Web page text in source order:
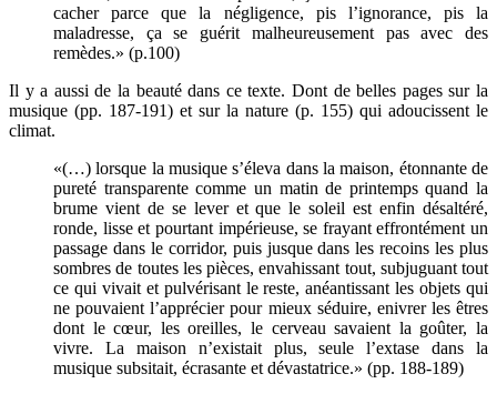
cacher parce que la négligence, pis l’ignorance, pis la
maladresse, ça se guérit malheureusement pas avec des
remèdes.» (p.100)
Il y a aussi de la beauté dans ce texte. Dont de belles pages sur la
musique (pp. 187-191) et sur la nature (p. 155) qui adoucissent le
climat.
«(…) lorsque la musique s’éleva dans la maison, étonnante de
pureté transparente comme un matin de printemps quand la
brume vient de se lever et que le soleil est enfin désaltéré,
ronde, lisse et pourtant impérieuse, se frayant effrontément un
passage dans le corridor, puis jusque dans les recoins les plus
sombres de toutes les pièces, envahissant tout, subjuguant tout
ce qui vivait et pulvérisant le reste, anéantissant les objets qui
ne pouvaient l’apprécier pour mieux séduire, enivrer les êtres
dont le cœur, les oreilles, le cerveau savaient la goûter, la
vivre. La maison n’existait plus, seule l’extase dans la
musique subsitait, écrasante et dévastatrice.» (pp. 188-189)